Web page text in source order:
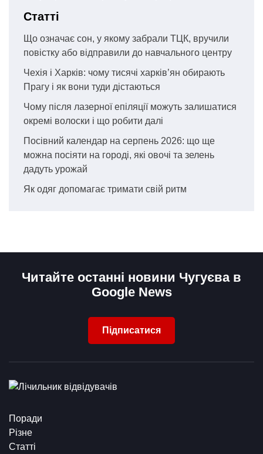
Статті
Що означає сон, у якому забрали ТЦК, вручили
повістку або відправили до навчального центру
Чехія і Харків: чому тисячі харків’ян обирають
Прагу і як вони туди дістаються
Чому після лазерної епіляції можуть залишатися
окремі волоски і що робити далі
Посівний календар на серпень 2026: що ще
можна посіяти на городі, які овочі та зелень
дадуть урожай
Як одяг допомагає тримати свій ритм
Читайте останні новини Чугуєва в
Google News
Підписатися
Поради
Різне
Статті